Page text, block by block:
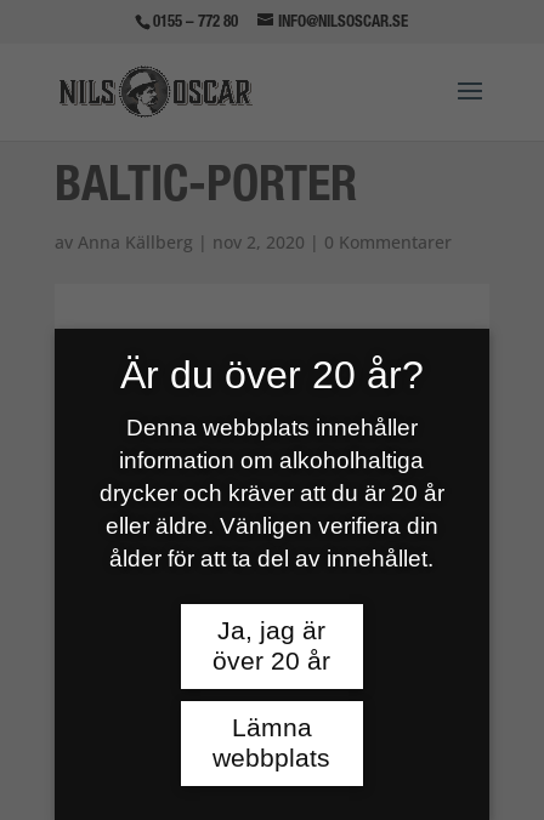
0155 – 772 80 INFO@NILSOSCAR.SE
BALTIC-PORTER
av Anna Källberg | nov 2, 2020 | 0 Kommentarer
Är du över 20 år?
Denna webbplats innehåller
information om alkoholhaltiga
drycker och kräver att du är 20 år
eller äldre. Vänligen verifiera din
ålder för att ta del av innehållet.
Ja, jag är
över 20 år
Lämna
webbplats